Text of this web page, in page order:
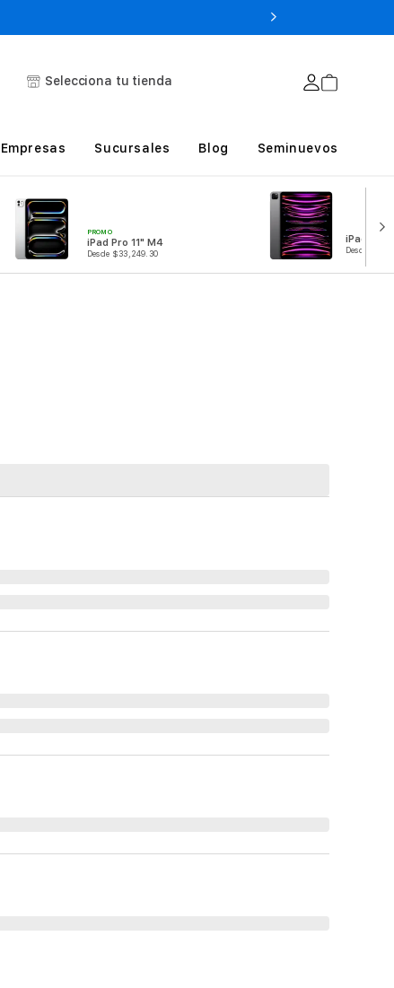
Selecciona tu tienda
Empresas Sucursales Blog Seminuevos
PROMO
iPad Pro 11" M4
Desde $33,249.30
iPad Pro
Desde